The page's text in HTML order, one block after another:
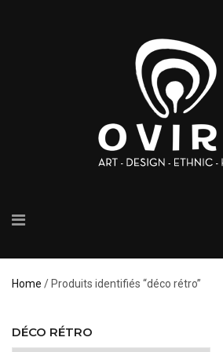
Home / Produits identifiés “déco rétro”
DÉCO RÉTRO